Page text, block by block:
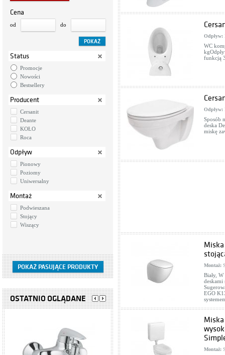
Cena
od do
Status
Promocje
Nowości
Bestsellery
Producent
Cersanit
Deante
KOŁO
Roca
Odpływ
Pionowy
Poziomy
Uniwersalny
Montaż
Podwieszana
Stojący
Wiszący
OSTATNIO OGLĄDANE
Odpływ:
WC
funkcją
Odpływ:
Sposób
deska
miskę
Montaż:
Biały,
deskami
EGO
Miska
Montaż: